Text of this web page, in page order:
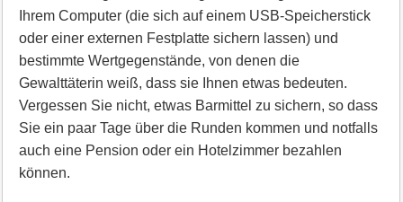
Ihrem Computer (die sich auf einem USB-Speicherstick
oder einer externen Festplatte sichern lassen) und
bestimmte Wertgegenstände, von denen die
Gewalttäterin weiß, dass sie Ihnen etwas bedeuten.
Vergessen Sie nicht, etwas Barmittel zu sichern, so dass
Sie ein paar Tage über die Runden kommen und notfalls
auch eine Pension oder ein Hotelzimmer bezahlen
können.